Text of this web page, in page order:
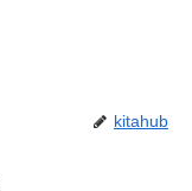
kitahub